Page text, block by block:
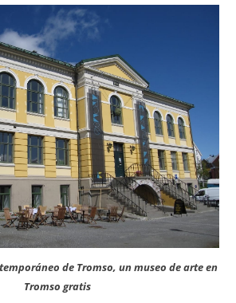
de Tromso, un museo de arte en
Tromso gratis